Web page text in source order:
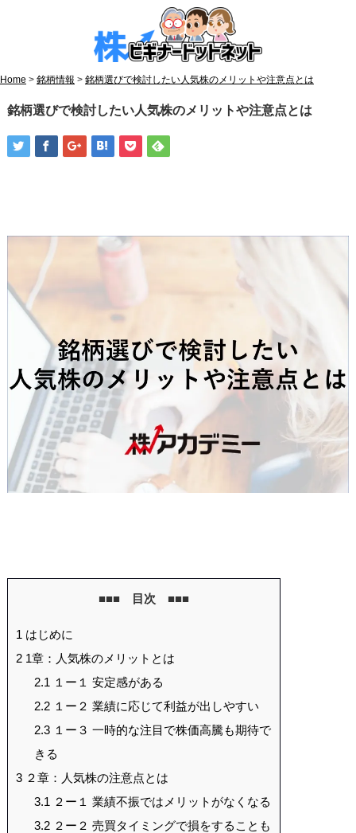
Home > 銘柄情報 > 銘柄選びで検討したい人気株のメリットや注意点とは
銘柄選びで検討したい人気株のメリットや注意点とは
■■■ 目次 ■■■
1 はじめに
21章：人気株のメリットとは
2.1 １ー１ 安定感がある
2.2１ー２ 業績に応じて利益が出しやすい
2.3１ー３ 一時的な注目で株価高騰も期待で
きる
3２章：人気株の注意点とは
3.1 ２ー１ 業績不振ではメリットがなくなる
3.2２ー２ 売買タイミングで損をすることも